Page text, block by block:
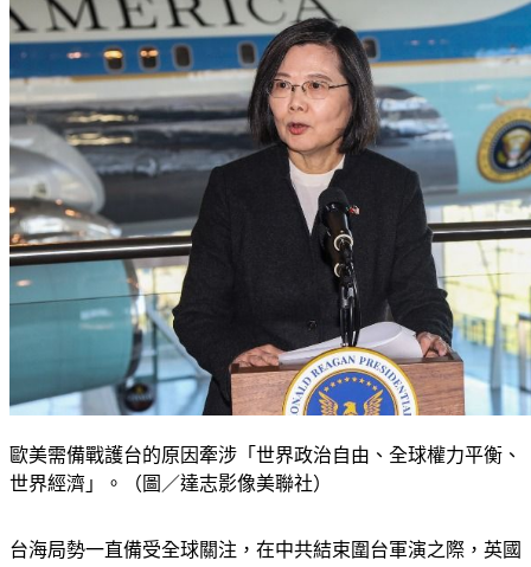
世界經濟」。（圖／達志影像美聯社）
《金融時報》10日刊登專欄作家拉赫曼（Gideon Rachman）評